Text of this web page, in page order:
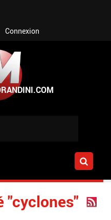
Connexion
"cyclones"